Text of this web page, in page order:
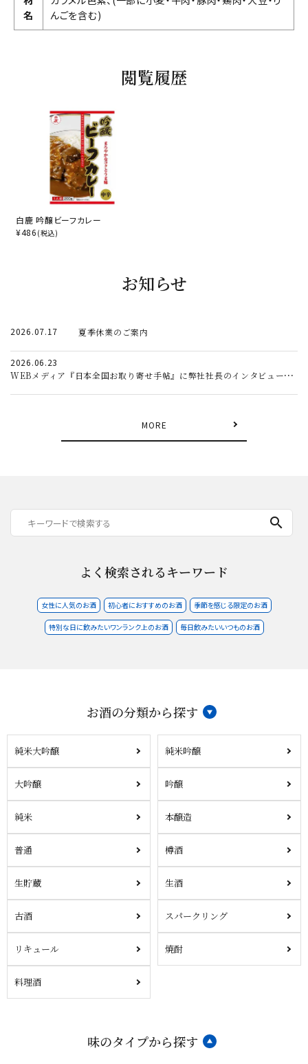
名
んごを含む)
閲覧履歴
白鹿 吟醸ビーフカレー
¥486 (税込)
お知らせ
2026.07.17 夏季休業のご案内
2026.06.23
WEBメディア『日本全国お取り寄せ手帖』に弊社社長のインタビュー記事が掲載されました。
MORE
search
よく検索されるキーワード
女性に人気のお酒 初心者におすすめのお酒 季節を感じる限定のお酒
特別な日に飲みたいワンランク上のお酒 毎日飲みたいいつものお酒
お酒の分類から探す
純米大吟醸 純米吟醸
大吟醸 吟醸
純米 本醸造
普通 樽酒
生貯蔵 生酒
古酒 スパークリング
リキュール 焼酎
料理酒
味のタイプから探す